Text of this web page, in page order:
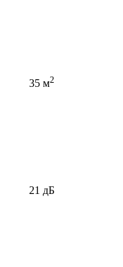
35 м2
21 дБ